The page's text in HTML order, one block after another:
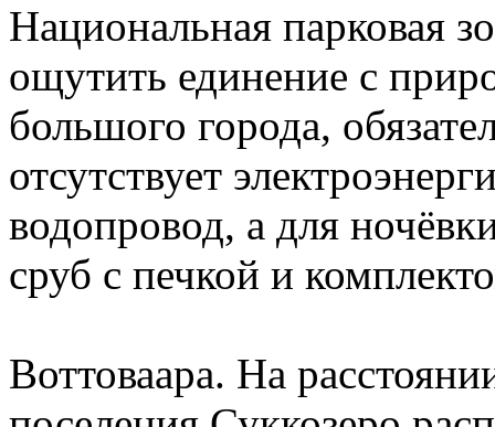
Национальная парковая
ощутить единение с
большого города,
отсутствует
водопровод, а для
сруб с печкой и
Воттоваара. На